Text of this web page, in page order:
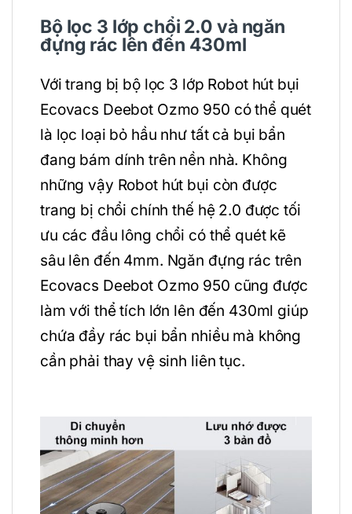
Bộ lọc 3 lớp chổi 2.0 và ngăn
đựng rác lên đến 430ml
Với trang bị bộ lọc 3 lớp Robot hút bụi
Ecovacs Deebot Ozmo 950 có thể quét
là lọc loại bỏ hầu như tất cả bụi bẩn
đang bám dính trên nền nhà. Không
những vậy Robot hút bụi còn được
trang bị chổi chính thế hệ 2.0 được tối
ưu các đầu lông chổi có thể quét kẽ
sâu lên đến 4mm. Ngăn đựng rác trên
Ecovacs Deebot Ozmo 950 cũng được
làm với thể tích lớn lên đến 430ml giúp
chứa đầy rác bụi bẩn nhiều mà không
cần phải thay vệ sinh liên tục.